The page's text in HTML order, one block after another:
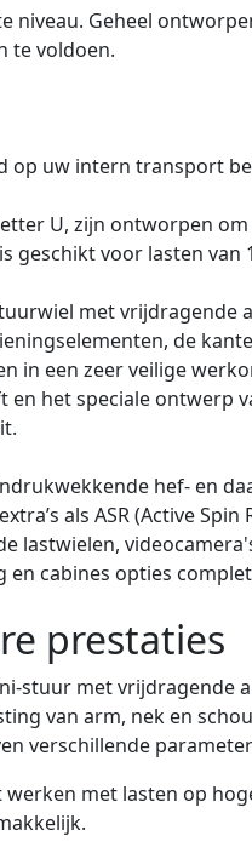
niveau. Geheel
te voldoen.
op uw intern transport
U, zijn ontworpen
geschikt voor lasten
met vrijdragende
de
in een zeer veilige
het speciale ontwerp
hef- en
als ASR (Active Spin
lastwielen,
cabines opties
prestaties
stuur met vrijdragende
van arm, nek en
verschillende
met lasten op